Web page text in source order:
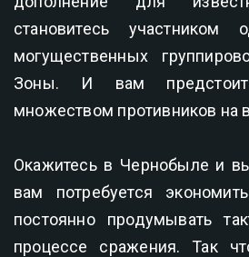
становитесь
могущественных
Зоны. И вам
множеством противников на
Окажитесь в Чернобыле и
вам потребуется
постоянно продумывать
процессе сражения. Так